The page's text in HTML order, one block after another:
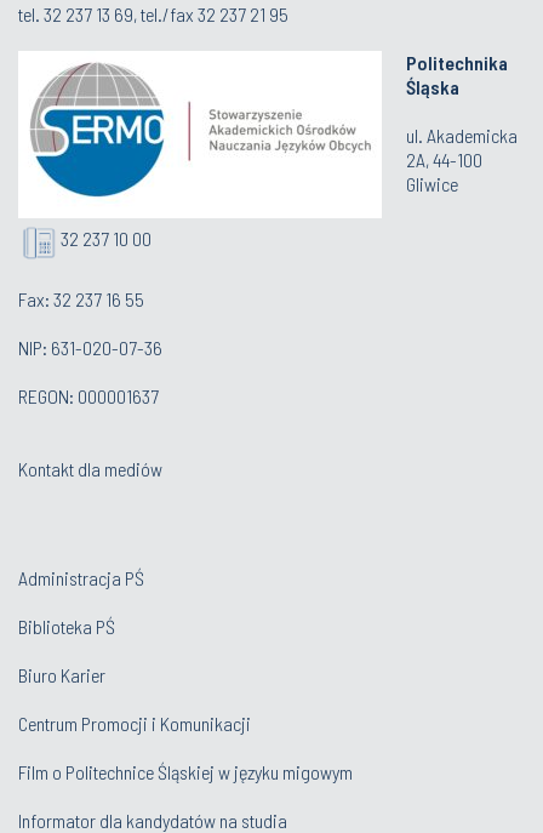
tel. 32 237 13 69, tel./fax 32 237 21 95
Politechnika
Śląska
ul. Akademicka
2A, 44-100
Gliwice
32 237 10 00
Fax: 32 237 16 55
NIP: 631-020-07-36
REGON: 000001637
Kontakt dla mediów
Administracja PŚ
Biblioteka PŚ
Biuro Karier
Centrum Promocji i Komunikacji
Film o Politechnice Śląskiej w języku migowym
Informator dla kandydatów na studia